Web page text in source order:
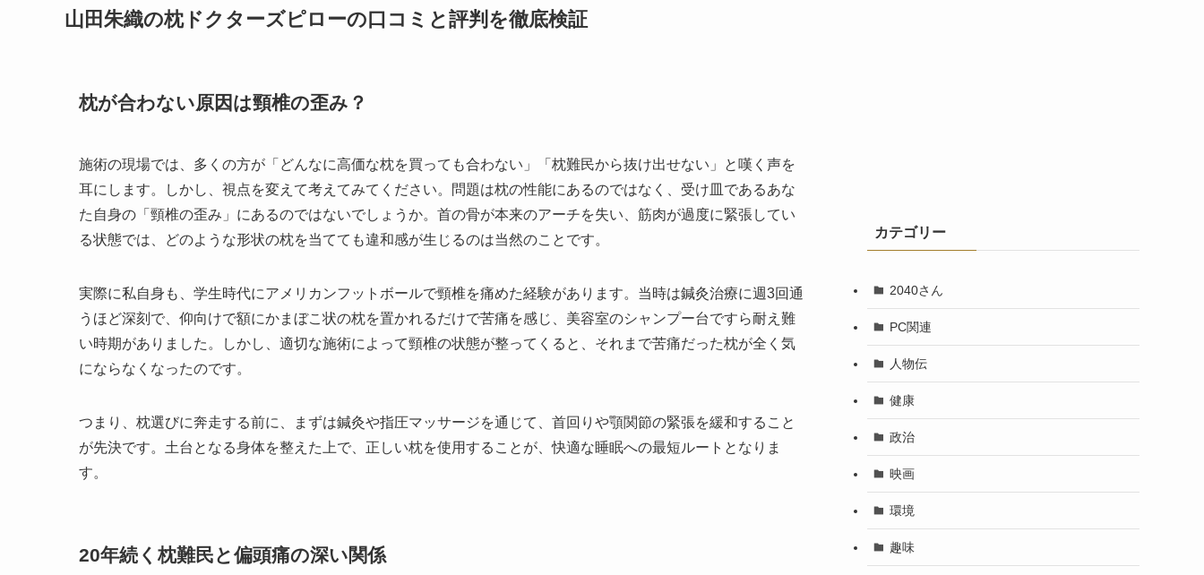
山田朱織の枕ドクターズピローの口コミと評判を徹底検証
枕が合わない原因は頸椎の歪み？
施術の現場では、多くの方が「どんなに高価な枕を買っても合わない」「枕難民から抜け出せない」と嘆く声を
耳にします。しかし、視点を変えて考えてみてください。問題は枕の性能にあるのではなく、受け皿であるあな
た自身の「頸椎の歪み」にあるのではないでしょうか。首の骨が本来のアーチを失い、筋肉が過度に緊張してい
る状態では、どのような形状の枕を当てても違和感が生じるのは当然のことです。
実際に私自身も、学生時代にアメリカンフットボールで頸椎を痛めた経験があります。当時は鍼灸治療に週3回通
うほど深刻で、仰向けで額にかまぼこ状の枕を置かれるだけで苦痛を感じ、美容室のシャンプー台ですら耐え難
い時期がありました。しかし、適切な施術によって頸椎の状態が整ってくると、それまで苦痛だった枕が全く気
にならなくなったのです。
つまり、枕選びに奔走する前に、まずは鍼灸や指圧マッサージを通じて、首回りや顎関節の緊張を緩和すること
が先決です。土台となる身体を整えた上で、正しい枕を使用することが、快適な睡眠への最短ルートとなりま
す。
20年続く枕難民と偏頭痛の深い関係
カテゴリー
2040さん
PC関連
人物伝
健康
政治
映画
環境
趣味